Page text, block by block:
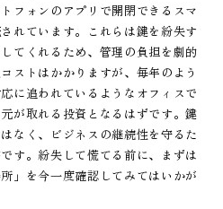
フォンのアプリで開閉できるスマ
れています。これらは鍵を紛失す
てくれるため、管理の負担を劇的
ストはかかりますが、毎年のよう
に追われているようなオフィスで
が取れる投資となるはずです。鍵
なく、ビジネスの継続性を守るた
す。紛失して慌てる前に、まずは
」を今一度確認してみてはいかが